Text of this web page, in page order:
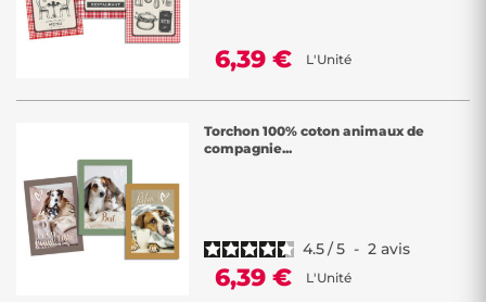
6,39 € L'Unité
Torchon 100% coton animaux de
compagnie...
4.5/5 - 2 avis
6,39 € L'Unité